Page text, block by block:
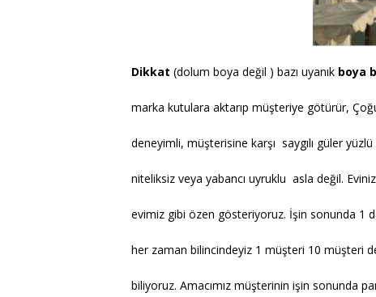
Dikkat (dolum boya değil ) bazı uyanık boya
marka kutulara aktarıp müşteriye götürür,
deneyimli, müşterisine karşı saygılı güler
niteliksiz veya yabancı uyruklu asla değil.
evimiz gibi özen gösteriyoruz. İşin sonunda 1
her zaman bilincindeyiz 1 müşteri 10 müşteri
biliyoruz. Amacımız müşterinin işin sonunda